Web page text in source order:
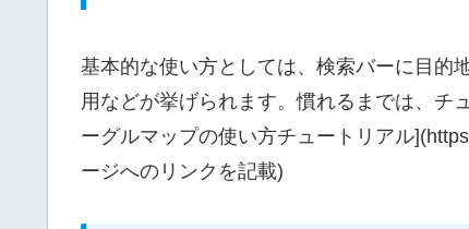
基本的な使い方としては、検索バーに目的
用などが挙げられます。慣れるまでは、チ
ーグルマップの使い方チュートリアル
ージへのリンクを記載)